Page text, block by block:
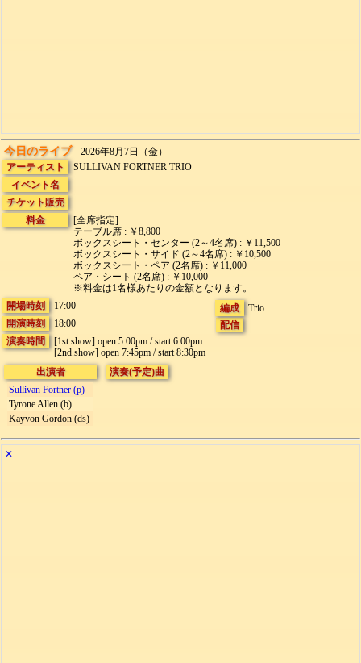
今日のライブ
2026年8月7日（金）
アーティスト
SULLIVAN FORTNER TRIO
イベント名
チケット販売
料金
[全席指定]
テーブル席 : ￥8,800
ボックスシート・センター (2～4名席) : ￥11,500
ボックスシート・サイド (2～4名席) : ￥10,500
ボックスシート・ペア (2名席) : ￥11,000
ペア・シート (2名席) : ￥10,000
※料金は1名様あたりの金額となります。
開場時刻
17:00
開演時刻
18:00
演奏時間
[1st.show] open 5:00pm / start 6:00pm
[2nd.show] open 7:45pm / start 8:30pm
編成
Trio
配信
出演者
Sullivan Fortner (p)
Tyrone Allen (b)
Kayvon Gordon (ds)
演奏(予定)曲
✕